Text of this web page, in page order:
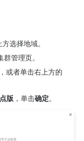
方选择地域。
群管理页。
或者单击右上方的
版 ，单击确定。